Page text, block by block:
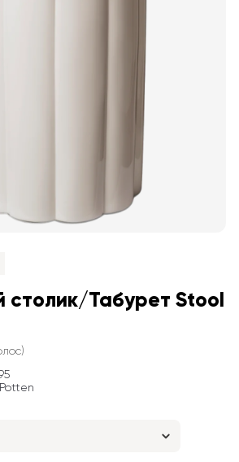
столик/Табурет Stool
)